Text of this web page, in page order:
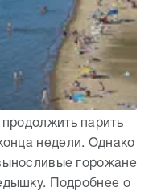
парить
недели. Однако
горожане
Подробнее о